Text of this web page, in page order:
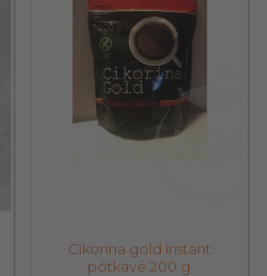
Cikorina gold instant
pótkávé 200 g